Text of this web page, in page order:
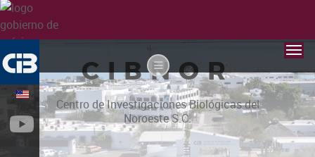
CIBNOR
Centro de Investigaciones Biológicas del
Noroeste S.C.
YouTube